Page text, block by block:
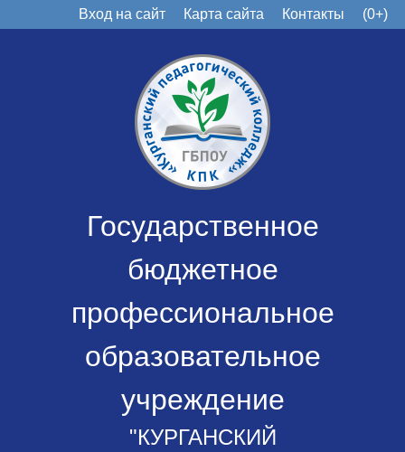
Вход на сайт Карта сайта Контакты (0+)
Государственное
бюджетное
профессиональное
образовательное
учреждение
"КУРГАНСКИЙ